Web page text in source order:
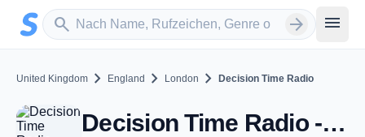
Zum Hauptinhalt springen
search
Sender suchen arrow_forward menu
United Kingdom chevron_right England chevron_right London chevron_right Decision Time Radio
Decision Time Radio - London